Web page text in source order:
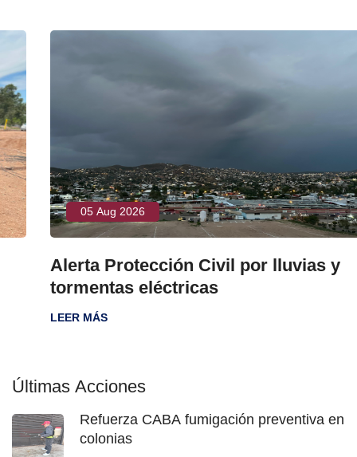
05 Aug 2026
Alerta Protección Civil por lluvias y
tormentas eléctricas
LEER MÁS
Últimas Acciones
Refuerza CABA fumigación preventiva en
colonias